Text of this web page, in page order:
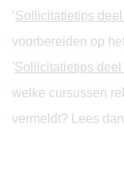
‘Sollicitatietips
voorbereiden op
'Sollicitatietips
welke cursussen
vermeldt? Lees